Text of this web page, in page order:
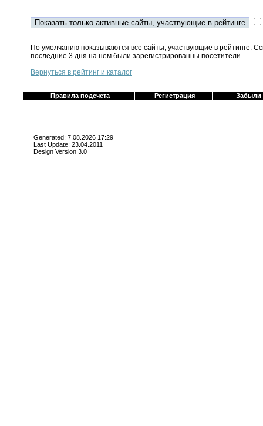
По умолчанию показываются все сайты, участвующие в рейтинге.
последние 3 дня на нем были зарегистрированны посетители.
Вернуться в рейтинг и каталог
Правила подсчета Регистрация Забыли
Generated: 7.08.2026 17:29
Last Update: 23.04.2011
Design Version 3.0